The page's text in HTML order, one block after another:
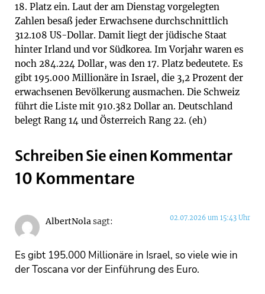
18. Platz ein. Laut der am Dienstag vorgelegten
Zahlen besaß jeder Erwachsene durchschnittlich
312.108 US-Dollar. Damit liegt der jüdische Staat
hinter Irland und vor Südkorea. Im Vorjahr waren es
noch 284.224 Dollar, was den 17. Platz bedeutete. Es
gibt 195.000 Millionäre in Israel, die 3,2 Prozent der
erwachsenen Bevölkerung ausmachen. Die Schweiz
führt die Liste mit 910.382 Dollar an. Deutschland
belegt Rang 14 und Österreich Rang 22. (eh)
Schreiben Sie einen Kommentar
10 Kommentare
AlbertNolasagt: 02.07.2026 um 15:43 Uhr
Es gibt 195.000 Millionäre in Israel, so viele wie in
der Toscana vor der Einführung des Euro.